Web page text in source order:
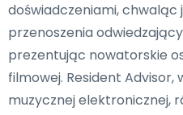
doświadczeniami, chwaląc
przenoszenia
prezentując nowatorskie
filmowej. Resident
muzycznej elektronicznej,